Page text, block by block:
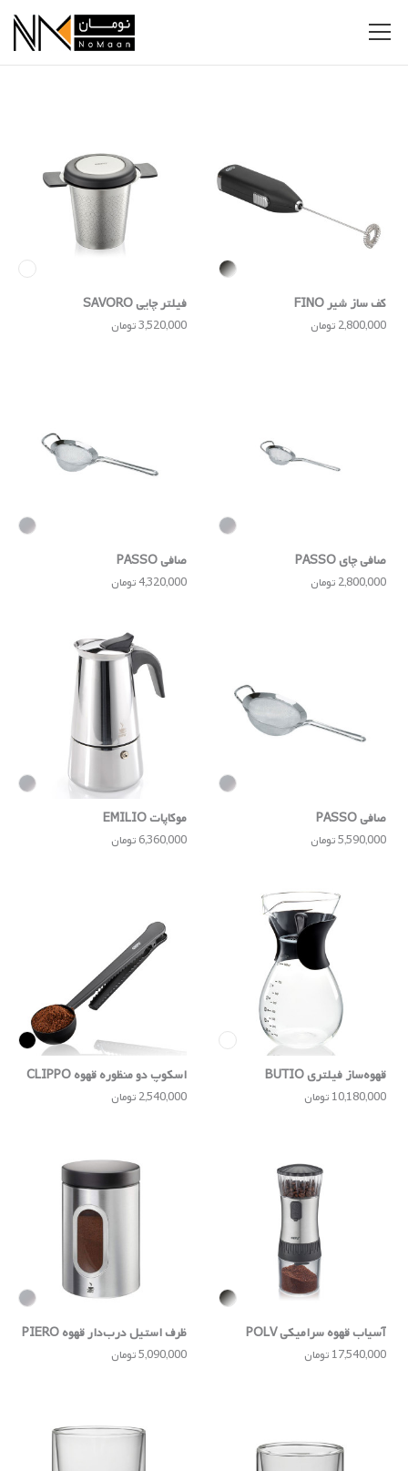
کف ساز شیر FINO
2,800,000 تومان
فیلتر چایی SAVORO
3,520,000 تومان
صافی چای PASSO
2,800,000 تومان
صافی PASSO
4,320,000 تومان
صافی PASSO
5,590,000 تومان
موکا‌پات EMILIO
6,360,000 تومان
قهوه‌ساز فیلتری BUTIO
10,180,000 تومان
اسکوپ دو منظوره قهوه CLIPPO
2,540,000 تومان
آسیاب قهوه سرامیکی POLV
17,540,000 تومان
ظرف استیل درب‌دار قهوه PIERO
5,090,000 تومان